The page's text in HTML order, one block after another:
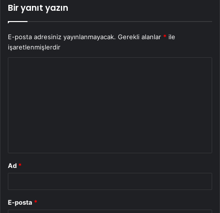
Bir yanıt yazın
E-posta adresiniz yayınlanmayacak. Gerekli alanlar * ile
işaretlenmişlerdir
Ad *
E-posta *